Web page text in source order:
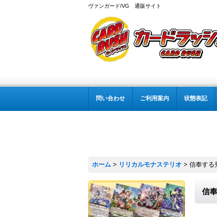
ヴァンガード/VG 通販サイト
問い合わせ ご利用案内 状態表記
ホーム > リリカルモナステリオ > 信奉する
信